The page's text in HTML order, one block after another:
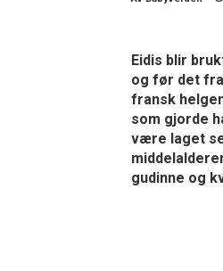
Eidis blir
og før det
fransk
som gjorde
være laget
gudinne og